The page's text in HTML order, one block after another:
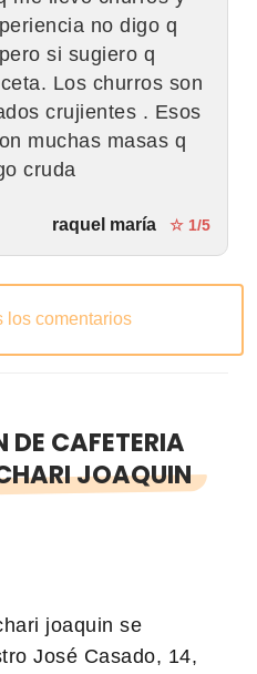
no digo q
si sugiero q
Los churros son
crujientes . Esos
muchas masas q
cruda
raquel maría ☆ 1/5
los comentarios
CAFETERIA
JOAQUIN
joaquin se
José Casado, 14,